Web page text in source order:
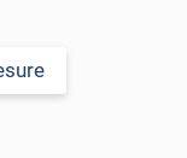
en Europe